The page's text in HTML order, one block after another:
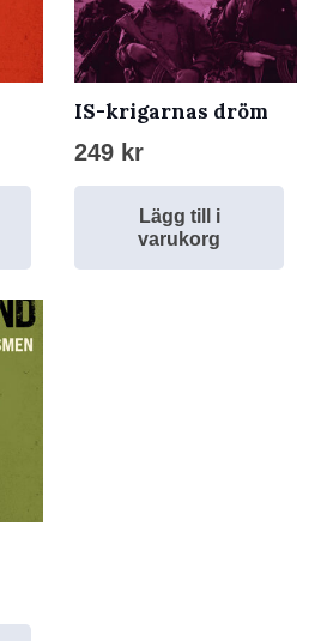
IS-krigarnas dröm
249 kr
Lägg till i
varukorg